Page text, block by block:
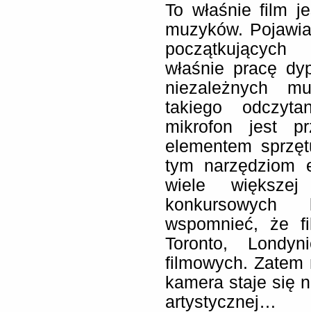
To właśnie film
muzyków.
właśnie pracę
niezależnych
takiego
mikrofon jest
elementem
tym narzędziom
wiele
wspomnieć, że
Toronto,
filmowych. Zatem
kamera staje się
artystycznej…